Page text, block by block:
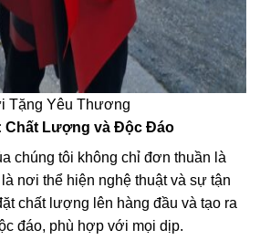
Tặng Yêu Thương
Chất Lượng và Độc Đáo
chúng tôi không chỉ đơn thuần là
nơi thể hiện nghệ thuật và sự tận
chất lượng lên hàng đầu và tạo ra
đáo, phù hợp với mọi dịp.